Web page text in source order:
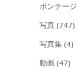
ボンテージ
写真 (747)
写真集 (4)
動画 (47)